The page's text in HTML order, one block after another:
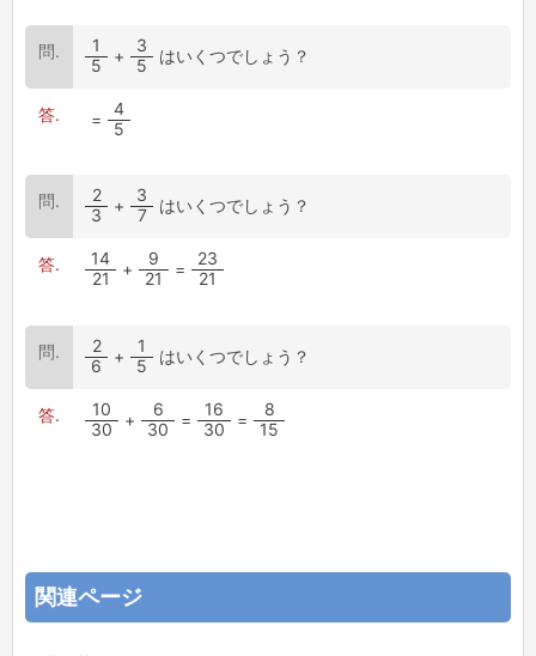
1
5
+
3
5
はいくつでしょう？
=
4
5
2
3
+
3
7
はいくつでしょう？
14
21
+
9
21
=
23
21
2
6
+
1
5
はいくつでしょう？
10
30
+
6
30
=
16
30
=
8
15
関連ページ